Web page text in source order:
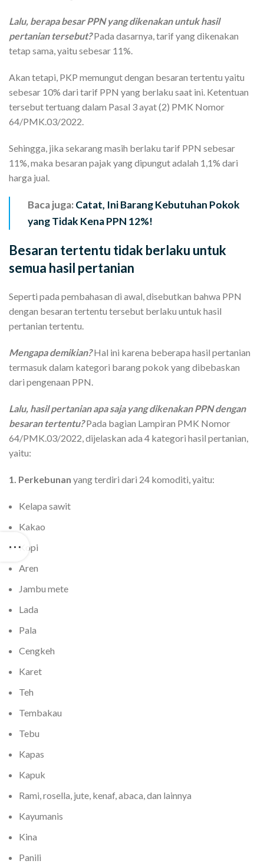
Lalu, berapa besar PPN yang dikenakan untuk hasil
pertanian tersebut?Pada dasarnya, tarif yang dikenakan
tetap sama, yaitu sebesar 11%.
Akan tetapi, PKP memungut dengan besaran tertentu yaitu
sebesar 10% dari tarif PPN yang berlaku saat ini. Ketentuan
tersebut tertuang dalam Pasal 3 ayat (2) PMK Nomor
64/PMK.03/2022.
Sehingga, jika sekarang masih berlaku tarif PPN sebesar
11%, maka besaran pajak yang dipungut adalah 1,1% dari
harga jual.
Baca juga:Catat, Ini Barang Kebutuhan Pokok
yang Tidak Kena PPN 12%!
Besaran tertentu tidak berlaku untuk
semua hasil pertanian
Seperti pada pembahasan di awal, disebutkan bahwa PPN
dengan besaran tertentu tersebut berlaku untuk hasil
pertanian tertentu.
Mengapa demikian?Hal ini karena beberapa hasil pertanian
termasuk dalam kategori barang pokok yang dibebaskan
dari pengenaan PPN.
Lalu, hasil pertanian apa saja yang dikenakan PPN dengan
besaran tertentu?Pada bagian Lampiran PMK Nomor
64/PMK.03/2022, dijelaskan ada 4 kategori hasil pertanian,
yaitu:
1. Perkebunan yang terdiri dari 24 komoditi, yaitu:
Kelapa sawit
Kakao
Kopi
Aren
Jambu mete
Lada
Pala
Cengkeh
Karet
Teh
Tembakau
Tebu
Kapas
Kapuk
Rami, rosella, jute, kenaf, abaca, dan lainnya
Kayumanis
Kina
Panili